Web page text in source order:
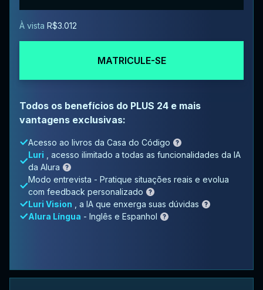
À vista R$3.012
MATRICULE-SE
Todos os benefícios do PLUS 24 e mais
vantagens exclusivas:
Acesso ao livros da Casa do Código
Luri
, acesso ilimitado a todas as funcionalidades da IA
da Alura
Modo entrevista - Pratique situações reais e evolua
com feedback personalizado
Luri Vision
, a IA que enxerga suas dúvidas
Alura Língua - Inglês e Espanhol